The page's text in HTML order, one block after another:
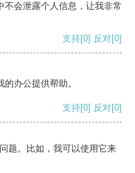
不会泄露个人信息，让我非常
支持[0] 反对[0]
办公提供帮助。
支持[0] 反对[0]
题。比如，我可以使用它来